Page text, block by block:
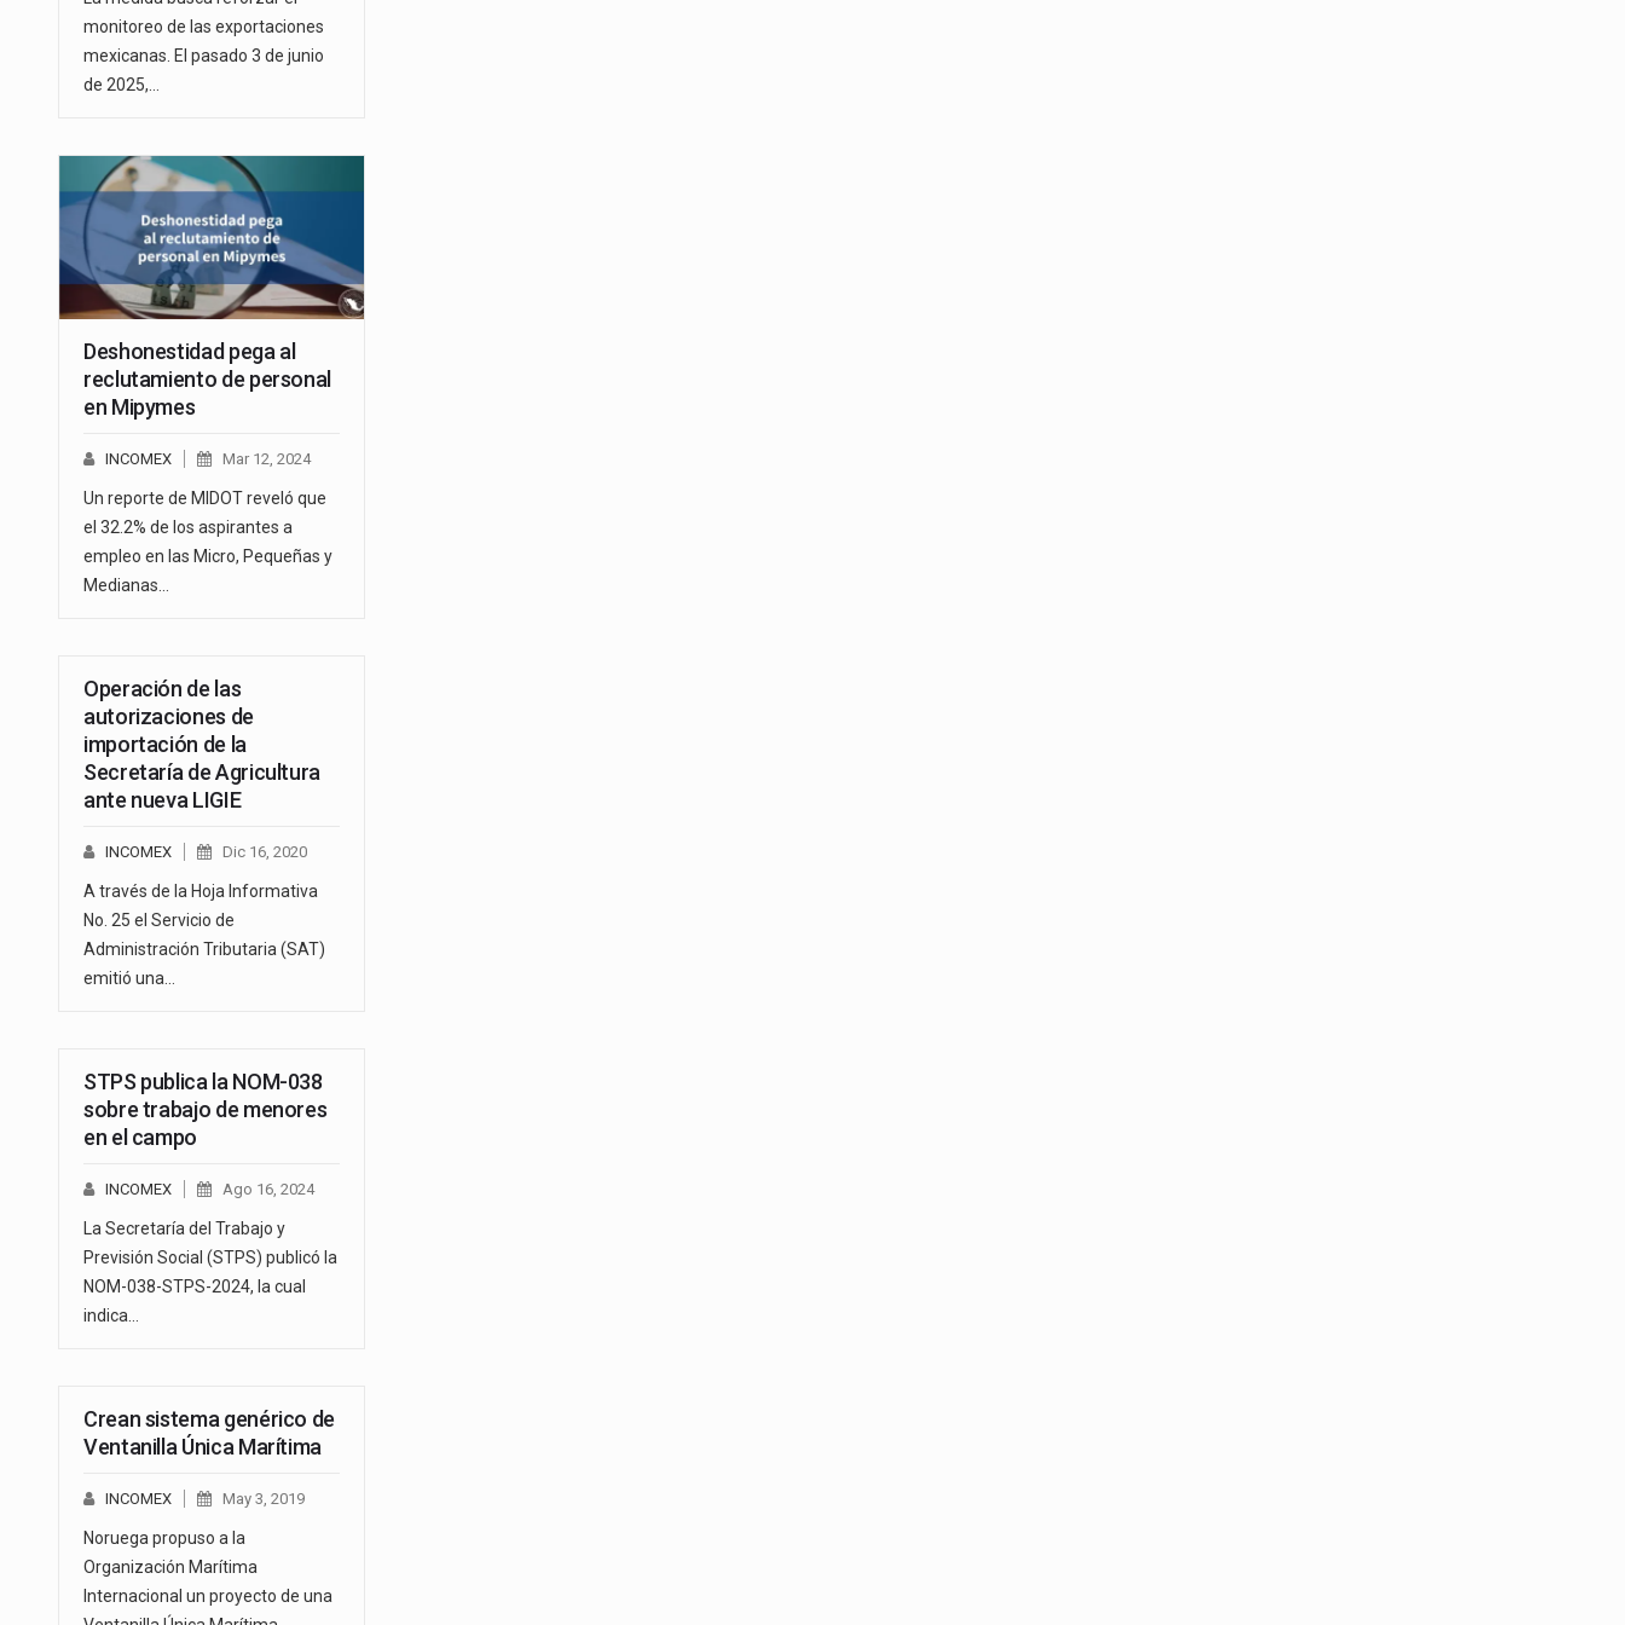
monitoreo de las exportaciones
mexicanas. El pasado 3 de junio
de 2025,…
Deshonestidad pega al
reclutamiento de personal
en Mipymes
INCOMEX Mar 12, 2024
Un reporte de MIDOT reveló que
el 32.2% de los aspirantes a
empleo en las Micro, Pequeñas y
Medianas…
Operación de las
autorizaciones de
importación de la
Secretaría de Agricultura
ante nueva LIGIE
INCOMEX Dic 16, 2020
A través de la Hoja Informativa
No. 25 el Servicio de
Administración Tributaria (SAT)
emitió una…
STPS publica la NOM-038
sobre trabajo de menores
en el campo
INCOMEX Ago 16, 2024
La Secretaría del Trabajo y
Previsión Social (STPS) publicó la
NOM-038-STPS-2024, la cual
indica…
Crean sistema genérico de
Ventanilla Única Marítima
INCOMEX May 3, 2019
Noruega propuso a la
Organización Marítima
Internacional un proyecto de una